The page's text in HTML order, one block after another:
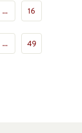
... 16
... 49